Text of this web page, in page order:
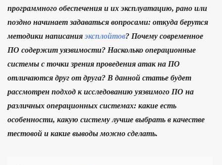
программного обеспечения и их эксплуатацию, рано или
поздно начинает задаваться вопросами: откуда берутся
методики написанияэксплойтов? Почему современное
ПО содержит уязвимости? Насколько операционные
системы с точки зрения проведения атак на ПО
отличаются друг от друга? В данной статье будет
рассмотрен подход к исследованию уязвимого ПО на
различных операционных системах: какие есть
особенности, какую систему лучше выбрать в качестве
тестовой и какие выводы можно сделать.